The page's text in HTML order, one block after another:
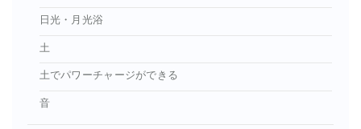
日光・月光浴
土
土でパワーチャージができる
音